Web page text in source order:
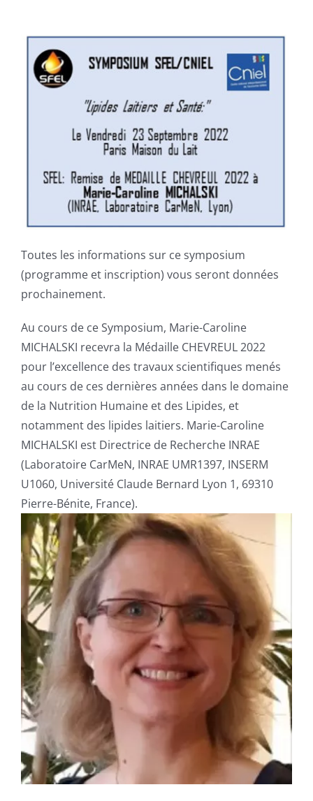
Toutes les informations sur ce symposium
(programme et inscription) vous seront données
prochainement.
Au cours de ce Symposium, Marie-Caroline
MICHALSKI recevra la Médaille CHEVREUL 2022
pour l’excellence des travaux scientifiques menés
au cours de ces dernières années dans le domaine
de la Nutrition Humaine et des Lipides, et
notamment des lipides laitiers. Marie-Caroline
MICHALSKI est Directrice de Recherche INRAE
(Laboratoire CarMeN, INRAE UMR1397, INSERM
U1060, Université Claude Bernard Lyon 1, 69310
Pierre-Bénite, France).